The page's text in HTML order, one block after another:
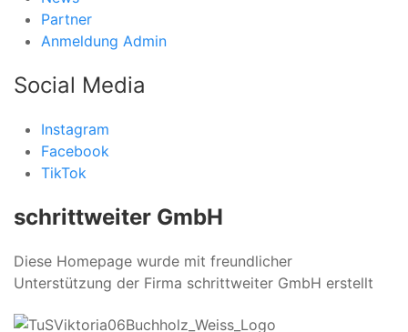
Partner
Anmeldung Admin
Social Media
Instagram
Facebook
TikTok
schrittweiter GmbH
Diese Homepage wurde mit freundlicher
Unterstützung der Firma schrittweiter GmbH erstellt